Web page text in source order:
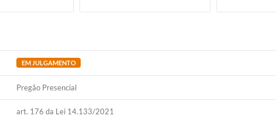
EM JULGAMENTO
Pregão Presencial
art. 176 da Lei 14.133/2021